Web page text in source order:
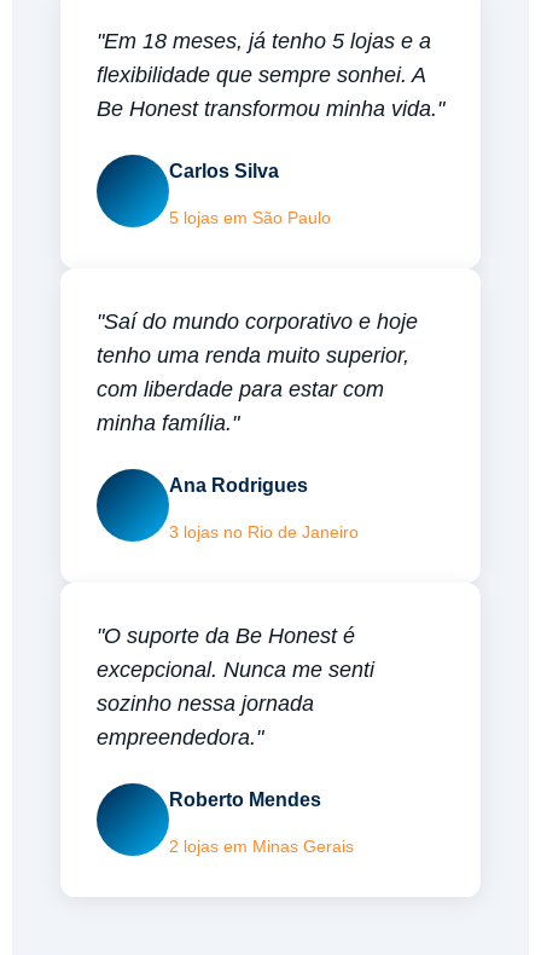
"Em 18 meses, já tenho 5 lojas e a
flexibilidade que sempre sonhei. A
Be Honest transformou minha vida."
Carlos Silva
5 lojas em São Paulo
"Saí do mundo corporativo e hoje
tenho uma renda muito superior,
com liberdade para estar com
minha família."
Ana Rodrigues
3 lojas no Rio de Janeiro
"O suporte da Be Honest é
excepcional. Nunca me senti
sozinho nessa jornada
empreendedora."
Roberto Mendes
2 lojas em Minas Gerais